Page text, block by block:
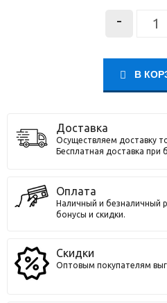
-
В
Доставка
Осуществляем доставку
Бесплатная доставка при
Оплата
Наличный и безналичный
бонусы и скидки.
Скидки
Оптовым покупателям